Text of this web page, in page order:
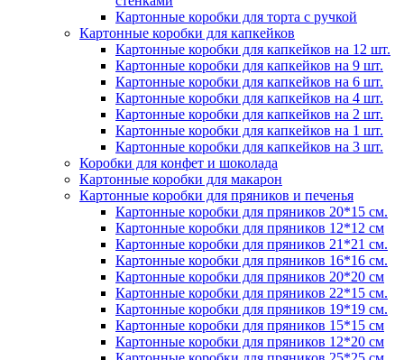
Картонные коробки для торта с ручкой
Картонные коробки для капкейков
Картонные коробки для капкейков на 12 шт.
Картонные коробки для капкейков на 9 шт.
Картонные коробки для капкейков на 6 шт.
Картонные коробки для капкейков на 4 шт.
Картонные коробки для капкейков на 2 шт.
Картонные коробки для капкейков на 1 шт.
Картонные коробки для капкейков на 3 шт.
Коробки для конфет и шоколада
Картонные коробки для макарон
Картонные коробки для пряников и печенья
Картонные коробки для пряников 20*15 см.
Картонные коробки для пряников 12*12 см
Картонные коробки для пряников 21*21 см.
Картонные коробки для пряников 16*16 см.
Картонные коробки для пряников 20*20 см
Картонные коробки для пряников 22*15 см.
Картонные коробки для пряников 19*19 см.
Картонные коробки для пряников 15*15 см
Картонные коробки для пряников 12*20 см